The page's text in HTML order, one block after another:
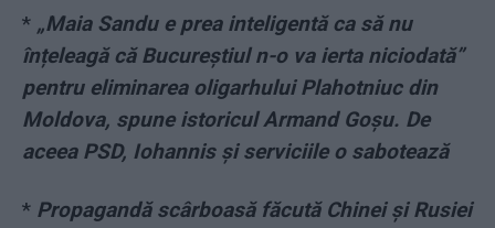
* „Maia Sandu e prea inteligentă ca să nu
înțeleagă că Bucureștiul n-o va ierta niciodată”
pentru eliminarea oligarhului Plahotniuc din
Moldova, spune istoricul Armand Goșu. De
aceea PSD, Iohannis și serviciile o sabotează
* Propagandă scârboasă făcută Chinei și Rusiei